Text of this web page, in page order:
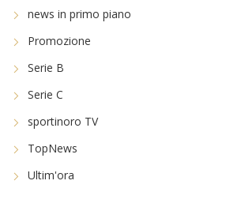
news in primo piano
Promozione
Serie B
Serie C
sportinoro TV
TopNews
Ultim'ora